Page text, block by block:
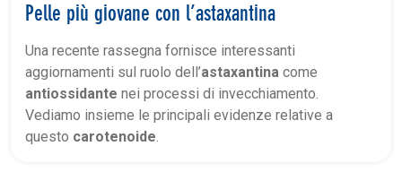
Pelle più giovane con l’astaxantina
Una recente rassegna fornisce interessanti
aggiornamenti sul ruolo dell’astaxantina come
antiossidante nei processi di invecchiamento.
Vediamo insieme le principali evidenze relative a
questo carotenoide.